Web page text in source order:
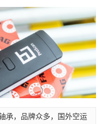
承，品牌众多，国外空运